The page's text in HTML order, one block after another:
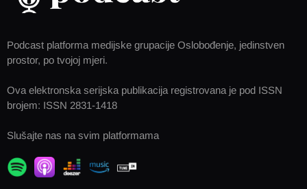
Podcast platforma medijske grupacije Oslobođenje, jedinstven
prostor, po tvojoj mjeri.
Ova elektronska serijska publikacija registrovana je pod ISSN
brojem: ISSN 2831-1418
Slušajte nas na svim platformama